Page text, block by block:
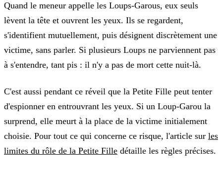
Quand le meneur appelle les Loups-Garous, eux seuls
lèvent la tête et ouvrent les yeux. Ils se regardent,
s'identifient mutuellement, puis désignent discrètement une
victime, sans parler. Si plusieurs Loups ne parviennent pas
à s'entendre, tant pis : il n'y a pas de mort cette nuit-là.
C'est aussi pendant ce réveil que la Petite Fille peut tenter
d'espionner en entrouvrant les yeux. Si un Loup-Garou la
surprend, elle meurt à la place de la victime initialement
choisie. Pour tout ce qui concerne ce risque, l'article sur les
limites du rôle de la Petite Fille détaille les règles précises.